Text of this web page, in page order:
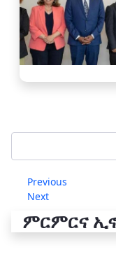
Previous
Next
ምርምርና